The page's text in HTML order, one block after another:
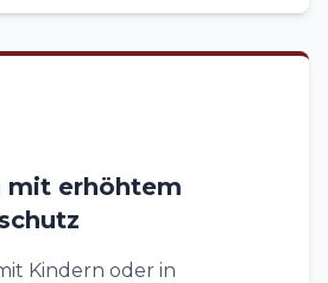
mit erhöhtem
Kindern oder in